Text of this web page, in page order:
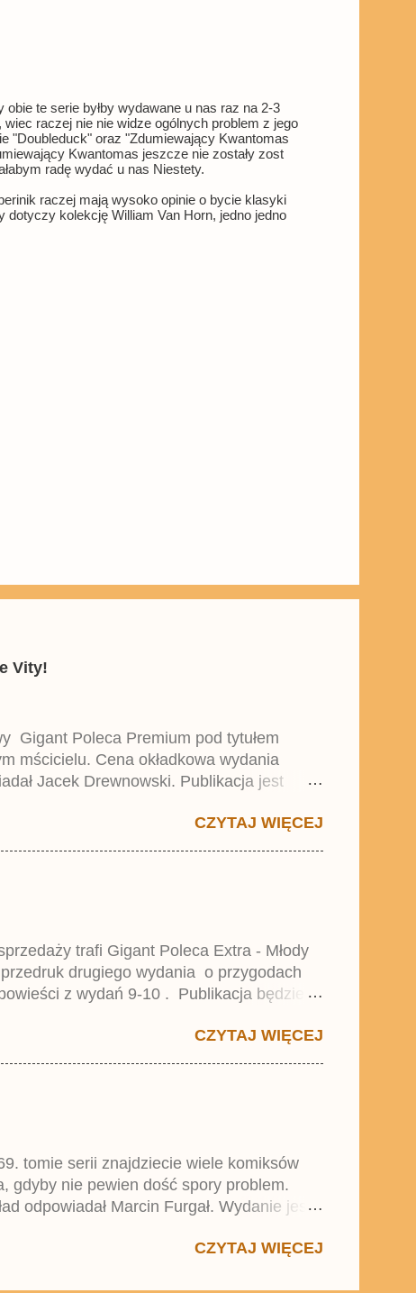
te serie byłby wydawane u nas raz na 2-3
raczej nie nie widze ogólnych problem z jego
"Doubleduck" oraz "Zdumiewający Kwantomas
Kwantomas jeszcze nie zostały zost
radę wydać u nas Niestety.
raczej mają wysoko opinie o bycie klasyki
dotyczy kolekcję William Van Horn, jedno jedno
Vity!
Gigant Poleca Premium pod tytułem
mścicielu. Cena okładkowa wydania
Jacek Drewnowski. Publikacja jest
CZYTAJ WIĘCEJ
trafi Gigant Poleca Extra - Młody
drugiego wydania o przygodach
z wydań 9-10 . Publikacja będzie
CZYTAJ WIĘCEJ
tomie serii znajdziecie wiele komiksów
gdyby nie pewien dość spory problem.
odpowiadał Marcin Furgał. Wydanie jest
CZYTAJ WIĘCEJ